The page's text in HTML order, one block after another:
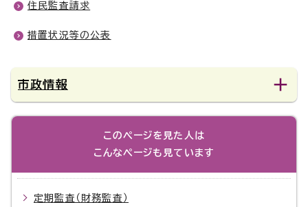
住民監査請求
措置状況等の公表
市政情報
このページを見た人は
こんなページも見ています
定期監査（財務監査）